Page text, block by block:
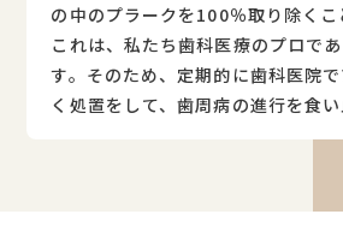
の中のプラークを100％取り除くこ
これは、私たち歯科医療のプロで
す。そのため、定期的に歯科医院
く処置をして、歯周病の進行を食い